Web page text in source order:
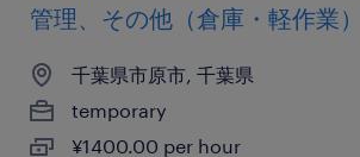
管理、その他（倉庫・軽作業）
千葉県市原市, 千葉県
temporary
¥1400.00 per hour